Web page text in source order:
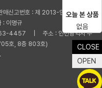
고번호 : 제 2013-인천부평-001
이명규
4457 | 주소 : 인천광역시 부
호, 8층 803호)
CLOSE
OPEN
오늘 본 상품
없음